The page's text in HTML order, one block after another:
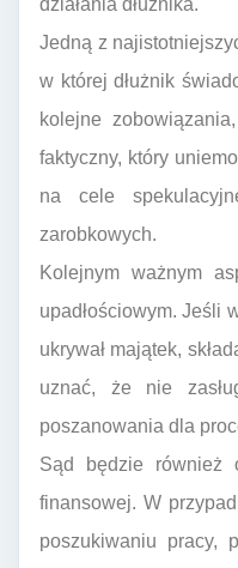
działania dłużnika.
Jedną z
w której dłużnik
kolejne
faktyczny, który
na cele
zarobkowych.
Kolejnym ważnym
upadłościowym. Jeśli
ukrywał majątek,
uznać, że nie
poszanowania dla
Sąd będzie również
finansowej. W
poszukiwaniu pracy,